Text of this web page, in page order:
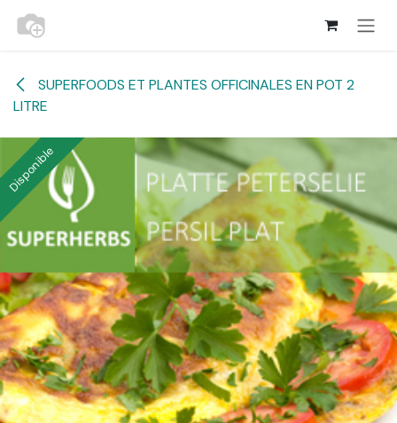
Se rendre au contenu
SUPERFOODS ET PLANTES OFFICINALES EN POT 2
LITRE
Disponible